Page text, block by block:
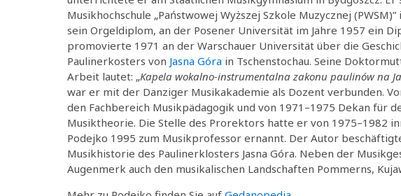
Musikhochschule „Państwowej Wyższej Szkole Muzycznej
sein Orgeldiplom, an der Posener Universität im Jahre 1957 ein
promovierte 1971 an der Warschauer Universität über die
Paulinerkosters von Jasna Góra in Tschenstochau. Seine
Arbeit lautet: „Kapela wokalno-instrumentalna zakonu paulinów na
war er mit der Danziger Musikakademie als Dozent verbunden.
den Fachbereich Musikpädagogik und von 1971–1975 Dekan für
Musiktheorie. Die Stelle des Prorektors hatte er von 1975–1982
Podejko 1995 zum Musikprofessor ernannt. Der Autor
Musikhistorie des Paulinerklosters Jasna Góra. Neben der
Augenmerk auch den musikalischen Landschaften Pommerns,